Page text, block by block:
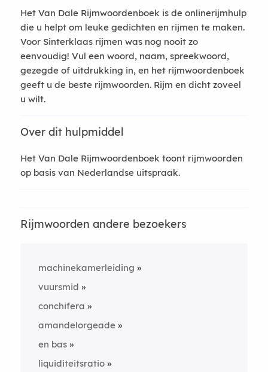
Het Van Dale Rijmwoordenboek is de onlinerijmhulp
die u helpt om leuke gedichten en rijmen te maken.
Voor Sinterklaas rijmen was nog nooit zo
eenvoudig! Vul een woord, naam, spreekwoord,
gezegde of uitdrukking in, en het rijmwoordenboek
geeft u de beste rijmwoorden. Rijm en dicht zoveel
u wilt.
Over dit hulpmiddel
Het Van Dale Rijmwoordenboek toont rijmwoorden
op basis van Nederlandse uitspraak.
Rijmwoorden andere bezoekers
machinekamerleiding
vuursmid
conchifera
amandelorgeade
en bas
liquiditeitsratio